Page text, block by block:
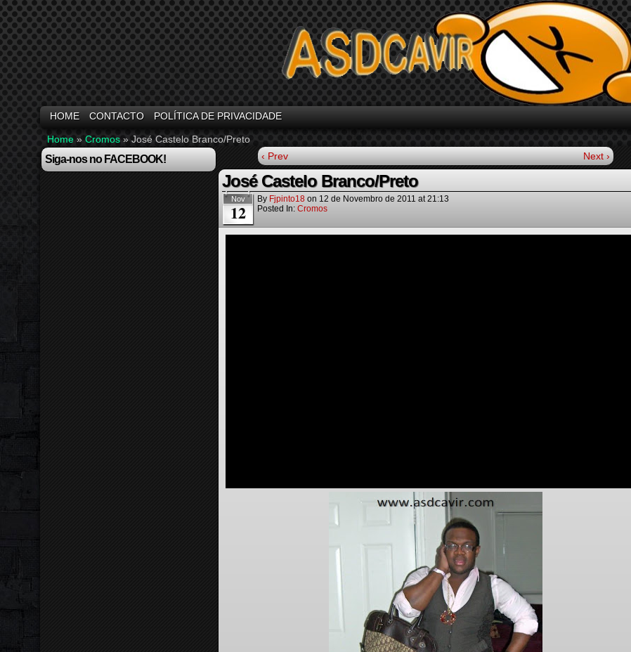
HOME CONTACTO POLÍTICA DE PRIVACIDADE
Home » Cromos » José Castelo Branco/Preto
Siga-nos no FACEBOOK! ‹ Prev Next ›
José Castelo Branco/Preto
Nov
12
By Fjpinto18 on 12 de Novembro de 2011 at21:13
Posted In: Cromos